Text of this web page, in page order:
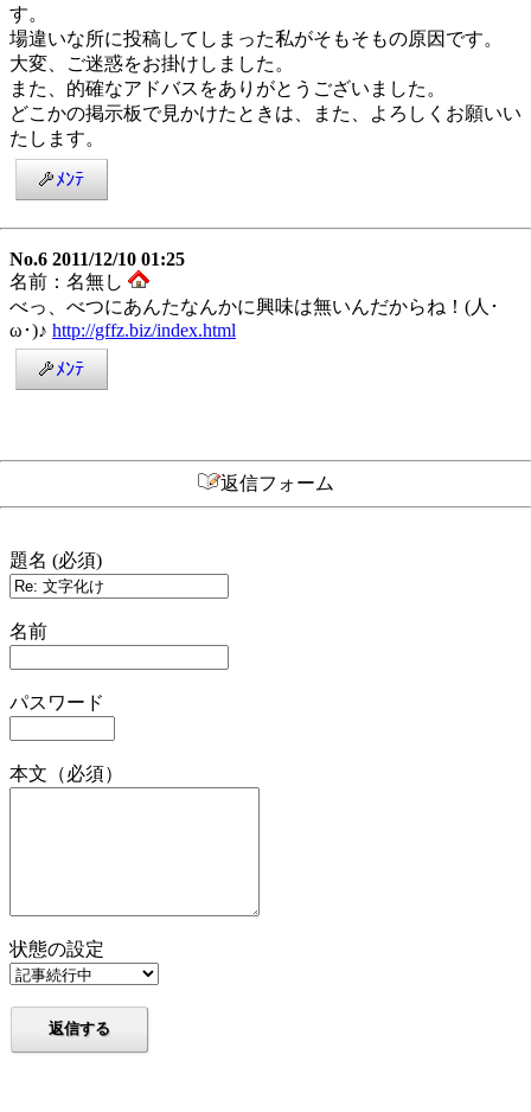
す。
場違いな所に投稿してしまった私がそもそもの原因です。
大変、ご迷惑をお掛けしました。
また、的確なアドバスをありがとうございました。
どこかの掲示板で見かけたときは、また、よろしくお願いい
たします。
ﾒﾝﾃ
No.6 2011/12/10 01:25
名前：名無し
べっ、べつにあんたなんかに興味は無いんだからね！(人･
ω･)♪ http://gffz.biz/index.html
ﾒﾝﾃ
返信フォーム
題名 (必須)
名前
パスワード
本文（必須）
状態の設定